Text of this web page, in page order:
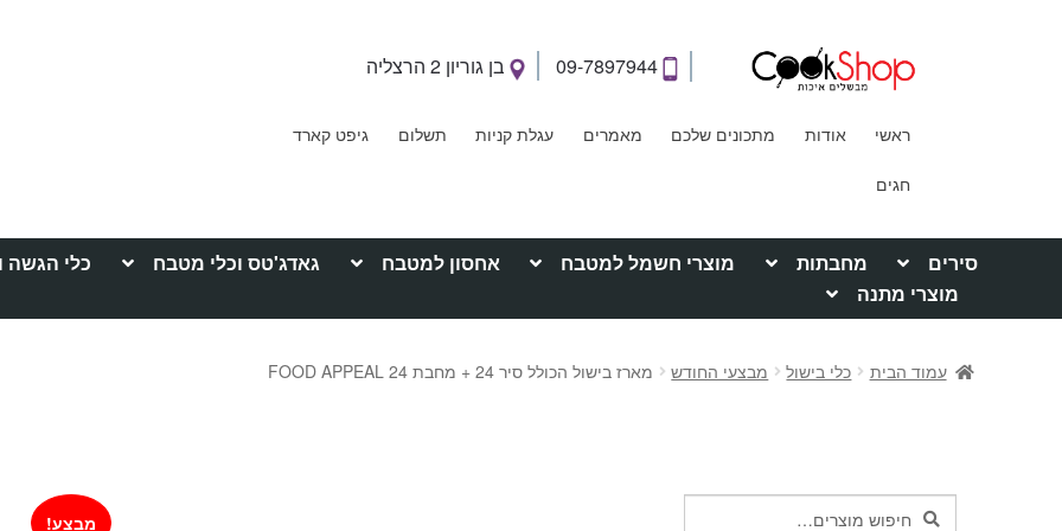
09-7897944 בן גוריון 2 הרצליה
ראשי אודות מתכונים שלכם מאמרים עגלת קניות תשלום גיפט קארד
חגים
סירים מחבתות מוצרי חשמל למטבח אחסון למטבח גאדג'טס וכלי מטבח כלי הגשה
מוצרי מתנה
עמוד הבית כלי בישול מבצעי החודש מארז בישול הכולל סיר 24 + מחבת 24 FOOD APPEAL
מבצע!
חיפושחיפוש